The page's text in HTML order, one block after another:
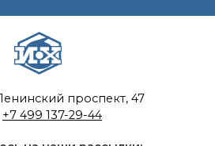
проспект, 47
+7 499 137-29-44